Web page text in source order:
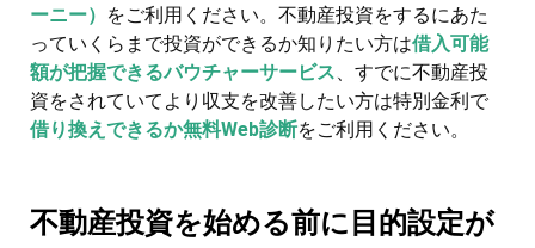
ーニー） をご利用ください。不動産投資をするにあた
っていくらまで投資ができるか知りたい方は借入可能
額が把握できるバウチャーサービス、すでに不動産投
資をされていてより収支を改善したい方は特別金利で
借り換えできるか無料Web診断をご利用ください。
不動産投資を始める前に目的設定が